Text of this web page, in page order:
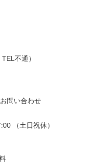
不通）
お問い合わせ
（土日祝休）